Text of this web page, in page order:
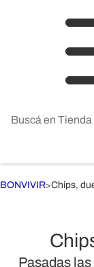
BONVIVIR>Chips,
Pasadas